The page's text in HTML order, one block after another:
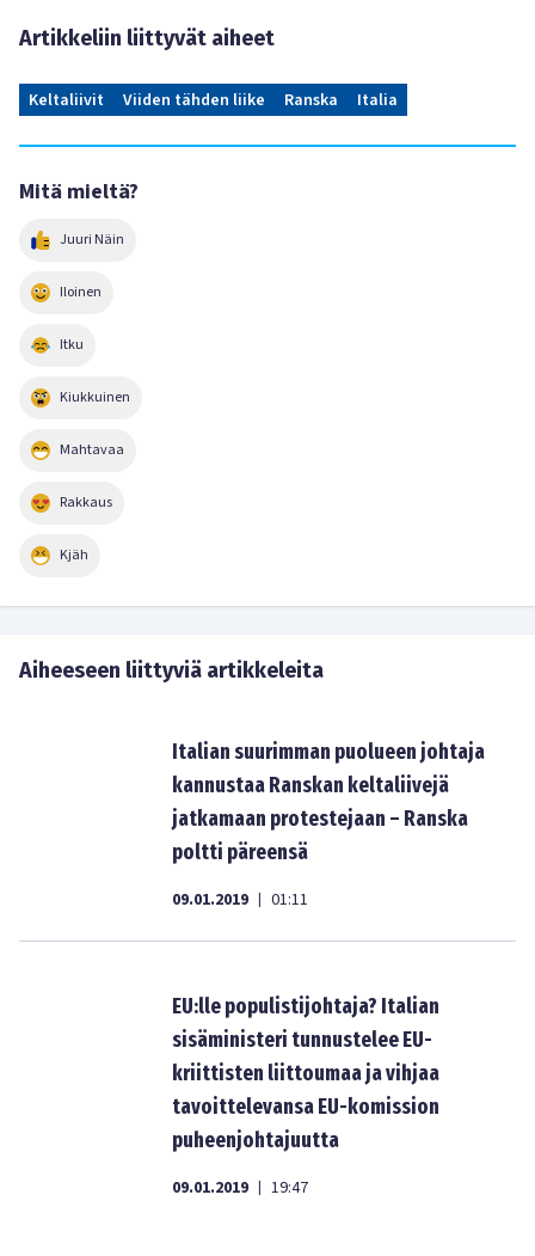
Artikkeliin liittyvät aiheet
Keltaliivit Viiden tähden liike Ranska Italia
Mitä mieltä?
Juuri Näin
Iloinen
Itku
Kiukkuinen
Mahtavaa
Rakkaus
Kjäh
Aiheeseen liittyviä artikkeleita
Italian suurimman puolueen johtaja
kannustaa Ranskan keltaliivejä
jatkamaan protestejaan – Ranska
poltti päreensä
09.01.2019 | 01:11
EU:lle populistijohtaja? Italian
sisäministeri tunnustelee EU-
kriittisten liittoumaa ja vihjaa
tavoittelevansa EU-komission
puheenjohtajuutta
09.01.2019 | 19:47